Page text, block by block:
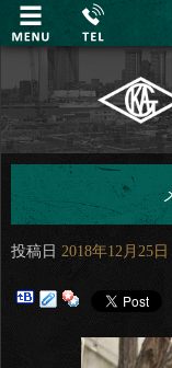
投稿日 2018年12月25日